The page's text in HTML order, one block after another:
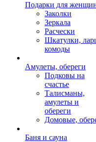
Подарки для
Заколки
Зеркала
Расчески
Шкатулки,
комоды
Амулеты, обереги
Подковы на
счастье
Талисманы,
амулеты и
обереги
Домовые,
Баня и сауна